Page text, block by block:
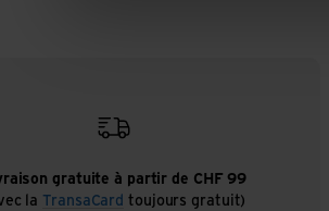
gratuite à partir de CHF 99
la TransaCard toujours gratuit)